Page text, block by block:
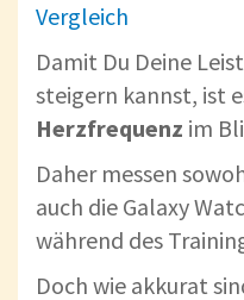
Vergleich
Damit Du Deine
steigern kannst, ist
Herzfrequenz im
Daher messen
auch die Galaxy
während des
Doch wie akkurat